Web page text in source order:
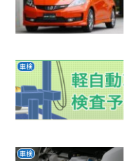
車検
車検